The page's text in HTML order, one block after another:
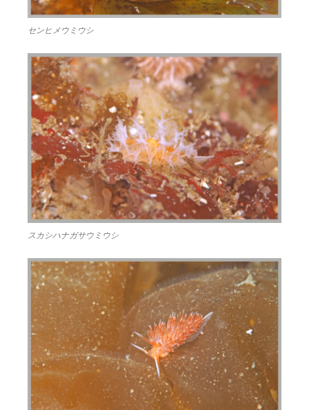
センヒメウミウシ
スカシハナガサウミウシ